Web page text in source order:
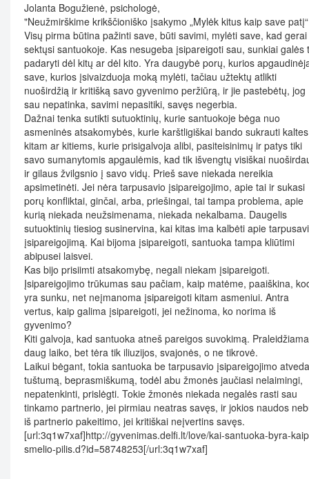
Jolanta Bogužienė, psichologė,
"Neužmirškime krikščioniško įsakymo „Mylėk kitus kaip save
Visų pirma būtina pažinti save, būti savimi, mylėti save, kad gerai
sektųsi santuokoje. Kas nesugeba įsipareigoti sau, sunkiai galės
padaryti dėl kitų ar dėl kito. Yra daugybė porų, kurios
save, kurios įsivaizduoja moką mylėti, tačiau užtektų atlikti
nuoširdžią ir kritišką savo gyvenimo peržiūrą, ir jie pastebėtų, jog
sau nepatinka, savimi nepasitiki, savęs negerbia.
Dažnai tenka sutikti sutuoktinių, kurie santuokoje bėga nuo
asmeninės atsakomybės, kurie karštligiškai bando sukrauti kaltes
kitam ar kitiems, kurie prisigalvoja alibi, pasiteisinimų ir patys tiki
savo sumanytomis apgaulėmis, kad tik išvengtų visiškai
ir gilaus žvilgsnio į savo vidų. Prieš save niekada nereikia
apsimetinėti. Jei nėra tarpusavio įsipareigojimo, apie tai ir sukasi
porų konfliktai, ginčai, arba, priešingai, tai tampa problema, apie
kurią niekada neužsimenama, niekada nekalbama. Daugelis
sutuoktinių tiesiog susinervina, kai kitas ima kalbėti apie
įsipareigojimą. Kai bijoma įsipareigoti, santuoka tampa kliūtimi
abipusei laisvei.
Kas bijo prisiimti atsakomybę, negali niekam įsipareigoti.
Įsipareigojimo trūkumas sau pačiam, kaip matėme, paaiškina,
yra sunku, net neįmanoma įsipareigoti kitam asmeniui. Antra
vertus, kaip galima įsipareigoti, jei nežinoma, ko norima iš
gyvenimo?
Kiti galvoja, kad santuoka atneš pareigos suvokimą. Praleidžiama
daug laiko, bet tėra tik iliuzijos, svajonės, o ne tikrovė.
Laikui bėgant, tokia santuoka be tarpusavio įsipareigojimo
tuštumą, beprasmiškumą, todėl abu žmonės jaučiasi nelaimingi,
nepatenkinti, prislėgti. Tokie žmonės niekada negalės rasti sau
tinkamo partnerio, jei pirmiau neatras savęs, ir jokios naudos
iš partnerio pakeitimo, jei kritiškai neįvertins savęs.
[url:3q1w7xaf]http://gyvenimas.delfi.lt/love/kai-santuoka-byra-
smelio-pilis.d?id=58748253[/url:3q1w7xaf]